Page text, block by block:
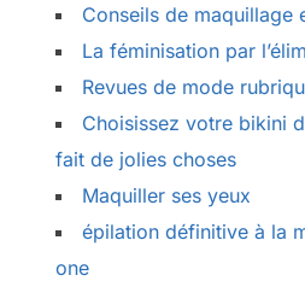
Conseils de maquillage
La féminisation par
Revues de mode
Choisissez votre bikini
fait de jolies choses
Maquiller ses yeux
épilation définitive à la
one